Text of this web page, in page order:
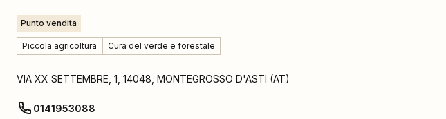
Punto vendita
Piccola agricoltura Cura del verde e forestale
VIA XX SETTEMBRE, 1 14048 MONTEGROSSO D'ASTI (AT)
0141953088